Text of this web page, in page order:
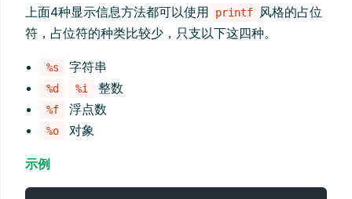
上面4种显示信息方法都可以使用 printf
风格的占位
符，占位符的种类比较少，只支以下这四种。
%s 字符串
%d %i 整数
%f 浮点数
%o 对象
示例